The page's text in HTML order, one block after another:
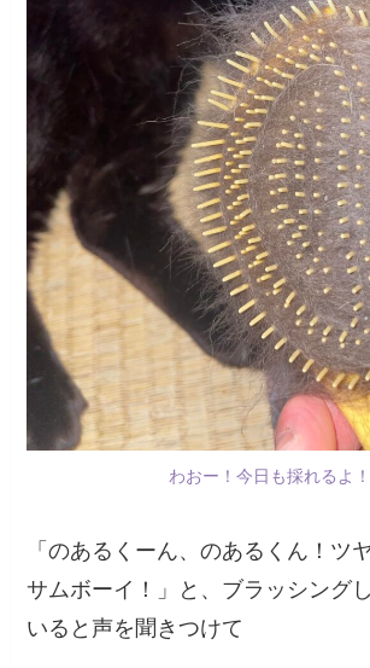
わおー！今日も採れるよ！
「のあるくーん、のあるくん！ツ
サムボーイ！」と、ブラッシング
いると声を聞きつけて